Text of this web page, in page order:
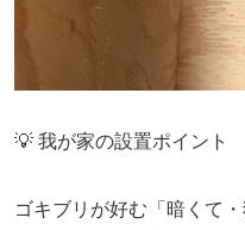
💡 我が家の設置ポイント
ゴキブリが好む「暗くて